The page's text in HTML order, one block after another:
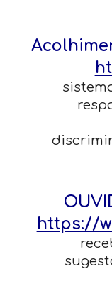
https://